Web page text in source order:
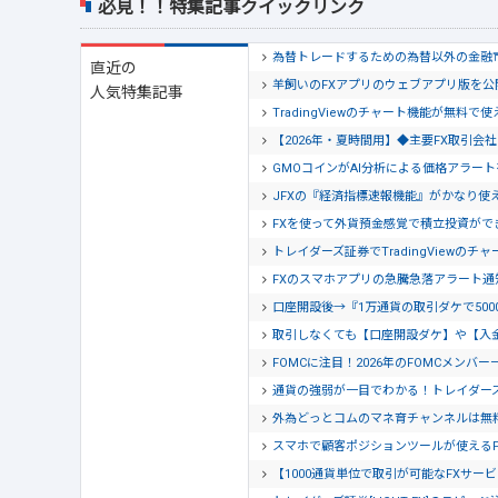
必見！！特集記事クイックリンク
直近の
人気特集記事
為替トレードするための為替以外の金
羊飼いのFXアプリのウェブアプリ版を
TradingViewのチャート機能が無料で使
【2026年・夏時間用】◆主要FX取引会
GMOコインがAI分析による価格アラー
JFXの『経済指標速報機能』がかなり使
FXを使って外貨預金感覚で積立投資が
トレイダーズ証券でTradingViewのチ
FXのスマホアプリの急騰急落アラート
口座開設後→『1万通貨の取引ダケで
取引しなくても【口座開設ダケ】や【入
FOMCに注目！2026年のFOMCメンバー
通貨の強弱が一目でわかる！トレイダー
外為どっとコムのマネ育チャンネルは
スマホで顧客ポジションツールが使え
【1000通貨単位で取引が可能なFXサー